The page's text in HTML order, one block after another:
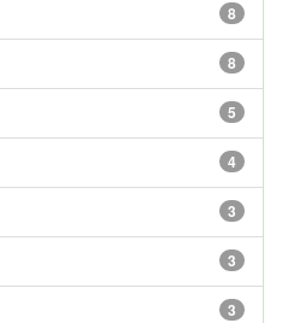
8
8
5
4
3
3
3